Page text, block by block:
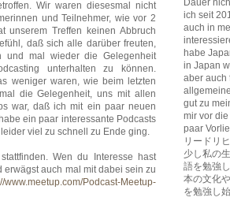
Wir waren diesesmal nicht
und Teilnehmer, wie vor 2
unserem Treffen keinen Abbruch
daß sich alle darüber freuten,
und mal wieder die Gelegenheit
unterhalten zu können.
weniger waren, wie beim letzten
die Gelegenheit, uns mit allen
war, daß ich mit ein paar neuen
ein paar interessante Podcasts
viel zu schnell zu Ende ging.
Wen du Interesse hast
auch mal mit dabei sein zu
www.meetup.com/Podcast-Meetup-
ich seit
auch in
habe
in Japan
aber auch
gut zu
mir vor
paar
リードリ
少し私の
語を勉強
本の文化
を勉強し